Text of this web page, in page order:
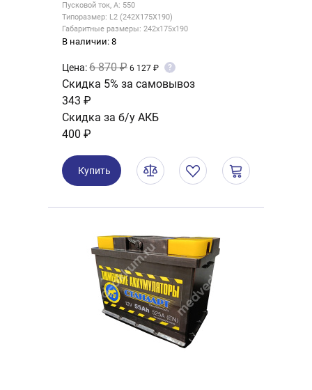
Пусковой ток, А: 550
Типоразмер: L2 (242X175X190)
Габаритные размеры: 242x175x190
В наличии: 8
Цена:6 870 ₽ 6 127 ₽ ?
Скидка 5% за самовывоз
343 ₽
Скидка за б/у АКБ
400 ₽
Купить